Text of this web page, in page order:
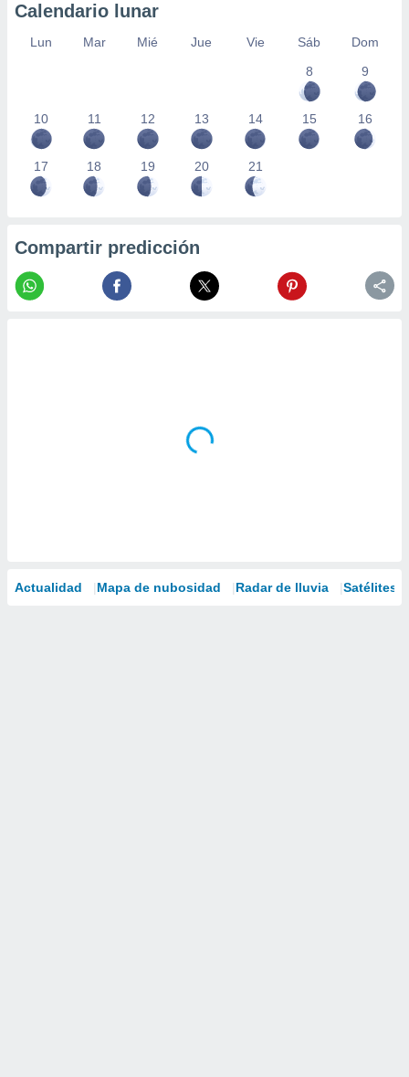
Calendario lunar
Lun Mar Mié Jue Vie Sáb
Dom
8
9
10 11 12 13 14 15 16
17 18 19 20 21
Compartir predicción
Actualidad Mapa de nubosidad Radar de lluvia Satélites